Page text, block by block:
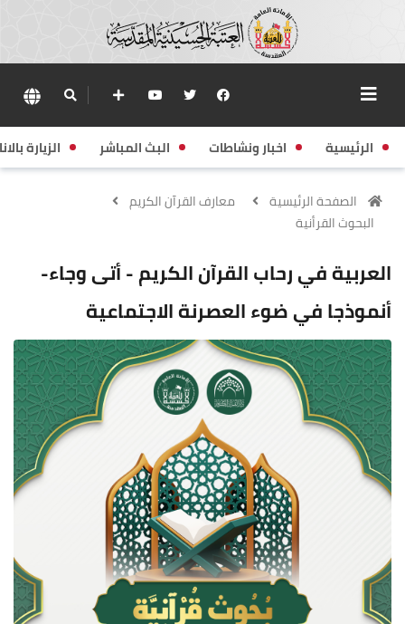
الرئيسية اخبار ونشاطات البث المباشر الزيارة
الصفحة الرئيسية
معارف القرآن الكريم
البحوث القرأنية
العربية في رحاب القرآن الكريم - أتى وجاء-
أنموذجا في ضوء العصرنة الاجتماعية